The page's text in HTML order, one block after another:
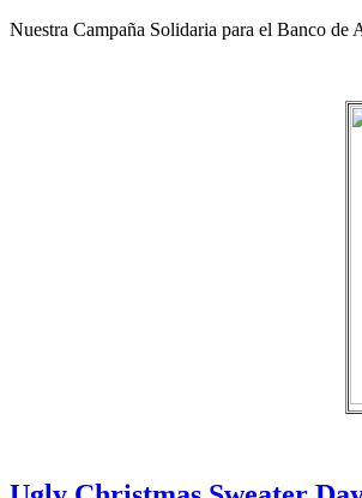
Nuestra Campaña Solidaria para el Banco de